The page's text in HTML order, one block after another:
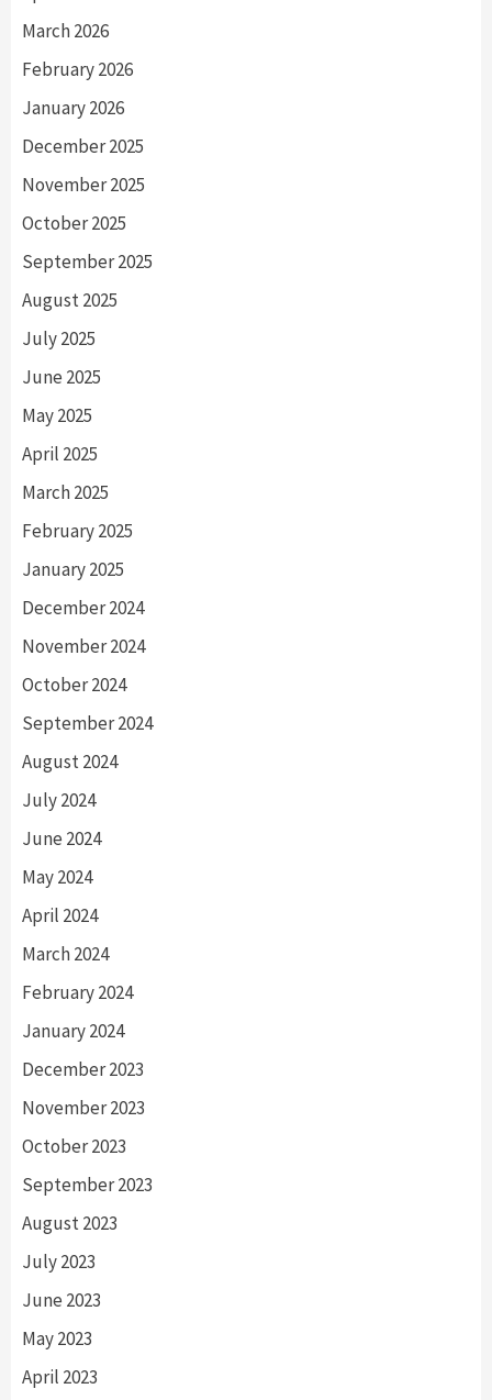
March 2026
February 2026
January 2026
December 2025
November 2025
October 2025
September 2025
August 2025
July 2025
June 2025
May 2025
April 2025
March 2025
February 2025
January 2025
December 2024
November 2024
October 2024
September 2024
August 2024
July 2024
June 2024
May 2024
April 2024
March 2024
February 2024
January 2024
December 2023
November 2023
October 2023
September 2023
August 2023
July 2023
June 2023
May 2023
April 2023